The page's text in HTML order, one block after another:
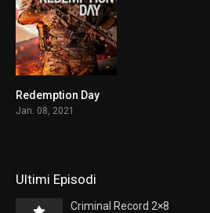
5.9
Redemption Day
Jan. 08, 2021
Ultimi Episodi
Criminal Record 2×8